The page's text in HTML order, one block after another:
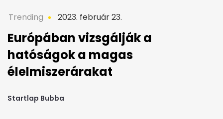
Trending 2023. február 23.
Európában vizsgálják a
hatóságok a magas
élelmiszerárakat
Startlap Bubba